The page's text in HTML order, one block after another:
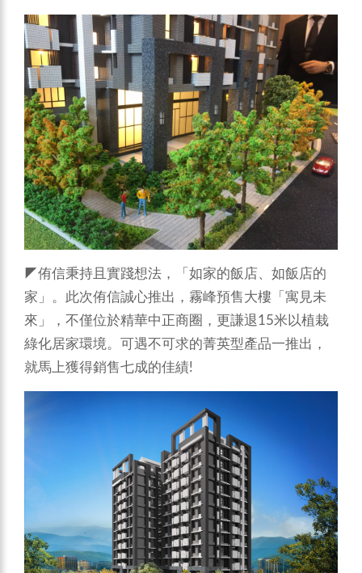
◤侑信秉持且實踐想法，「如家的飯店、如飯店的
家」。此次侑信誠心推出，霧峰預售大樓「寓見未
來」，不僅位於精華中正商圈，更謙退15米以植栽
綠化居家環境。可遇不可求的菁英型產品一推出，
就馬上獲得銷售七成的佳績!